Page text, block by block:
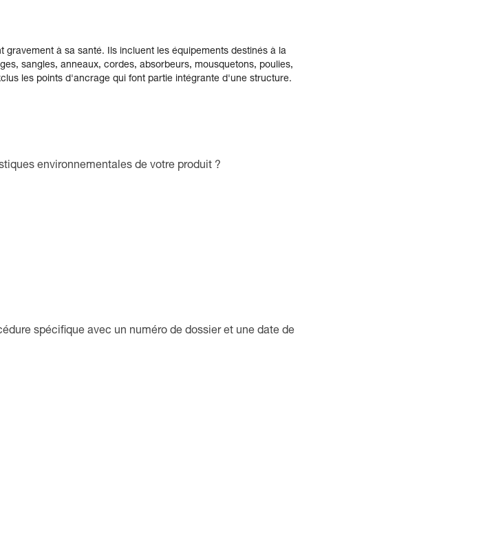
à sa santé. Ils incluent les équipements destinés à la
sangles, anneaux, cordes, absorbeurs, mousquetons, poulies,
les points d'ancrage qui font partie intégrante d'une structure.
environnementales de votre produit ?
spécifique avec un numéro de dossier et une date de